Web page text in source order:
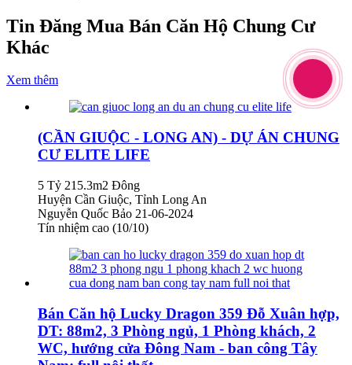
Tin Đăng Mua Bán Căn Hộ Chung Cư
Khác
Xem thêm
(CẦN GIUỘC - LONG AN) - DỰ ÁN CHUNG
CƯ ELITE LIFE
5 Tỷ 215.3m2 Đông
Huyện Cần Giuộc, Tỉnh Long An
Nguyễn Quốc Bảo 21-06-2024
Tín nhiệm cao (10/10)
Bán Căn hộ Lucky Dragon 359 Đỗ Xuân hợp,
DT: 88m2, 3 Phòng ngủ, 1 Phòng khách, 2
WC, hướng cửa Đông Nam - ban công Tây